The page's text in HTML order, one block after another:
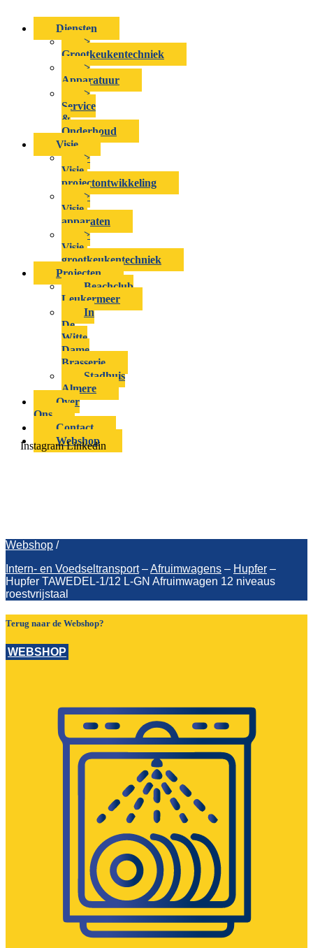
Diensten
>
Grootkeukentechniek
>
Apparatuur
>
Service
&
Onderhoud
Visie
>
Visie-
projectontwikkeling
>
Visie-
apparaten
>
Visie-
grootkeukentechniek
Projecten
Beachclub
Leukermeer
In
De
Witte
Dame
Brasserie
Stadhuis
Almere
Over
Ons
Contact
Webshop
Instagram Linkedin
Webshop /
Intern- en Voedseltransport–Afruimwagens – Hupfer –
Hupfer TAWEDEL-1/12 L-GN Afruimwagen 12 niveaus
roestvrijstaal
Terug naar de Webshop?
WEBSHOP